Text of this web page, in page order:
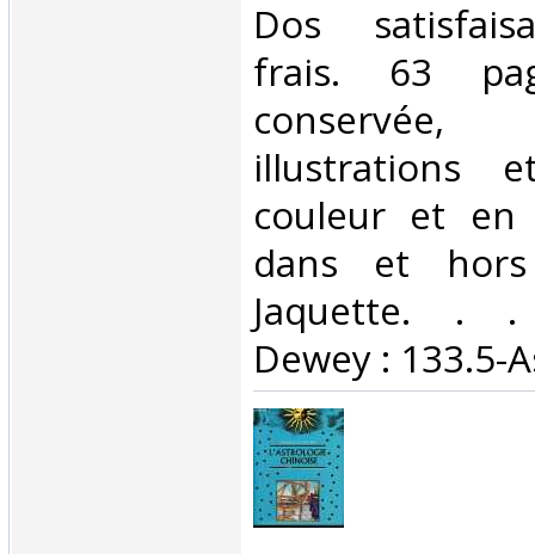
Dos
frais. 63
conservée,
illustrations
couleur et
dans et
Jaquette. . .
Dewey : 133.5-